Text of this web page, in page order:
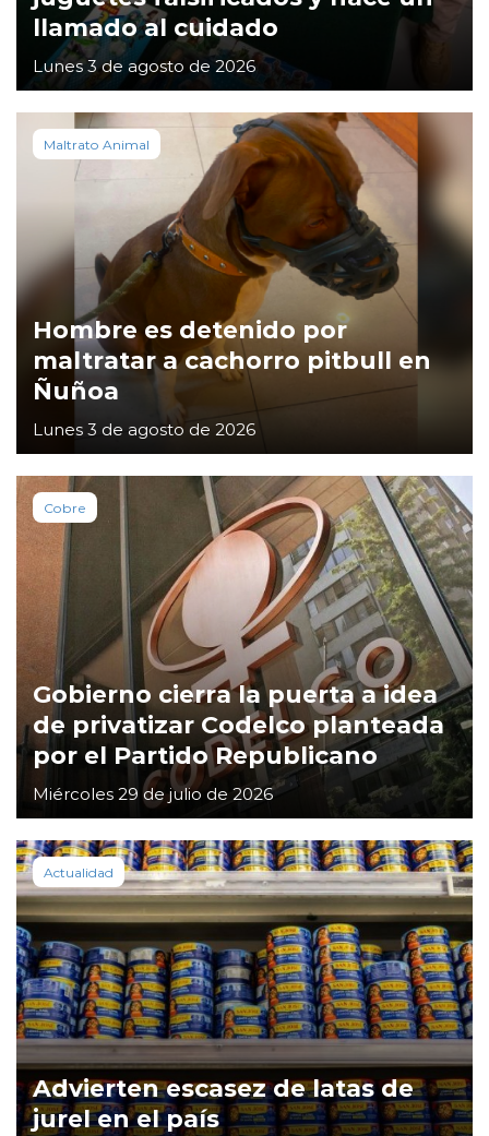
llamado al cuidado
Lunes 3 de agosto de 2026
Maltrato Animal
Hombre es detenido por
maltratar a cachorro pitbull en
Ñuñoa
Lunes 3 de agosto de 2026
Cobre
Gobierno cierra la puerta a idea
de privatizar Codelco planteada
por el Partido Republicano
Miércoles 29 de julio de 2026
Actualidad
Advierten escasez de latas de
jurel en el país